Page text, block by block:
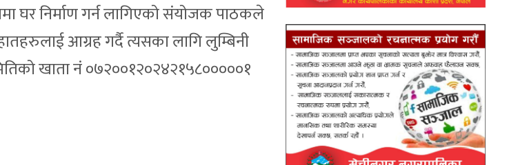
घर निर्माण गर्न लागिएको संयोजक पाठकले
आग्रह गर्दै त्यसका लागि लुम्बिनी
खाता नं ०७२००१२०२४२१५८०००००१